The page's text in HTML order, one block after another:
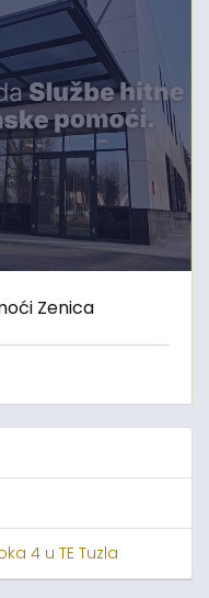
Zenica
4 u TE Tuzla